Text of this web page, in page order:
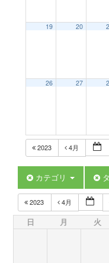
19 20
26 27
2023 4月
カテゴリ
2023 4月
日 月 火